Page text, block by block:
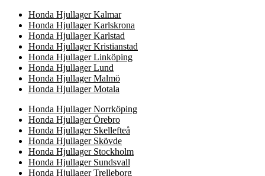
Honda Hjullager Kalmar
Honda Hjullager Karlskrona
Honda Hjullager Karlstad
Honda Hjullager Kristianstad
Honda Hjullager Linköping
Honda Hjullager Lund
Honda Hjullager Malmö
Honda Hjullager Motala
Honda Hjullager Norrköping
Honda Hjullager Örebro
Honda Hjullager Skellefteå
Honda Hjullager Skövde
Honda Hjullager Stockholm
Honda Hjullager Sundsvall
Honda Hjullager Trelleborg